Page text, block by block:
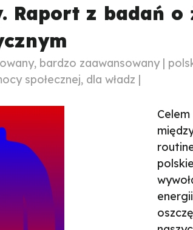
Raport z badań
bardzo zaawansowany |
społecznej, dla władz |